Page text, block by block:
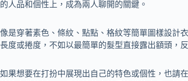
的人品和個性上，成為兩人聊開的關鍵。
像是穿著素色、條紋、點點、格紋等簡單圖樣設計
長度或捲度，不如以最簡單的髮型直接露出額頭，
如果想要在打扮中展現出自己的特色或個性，也請